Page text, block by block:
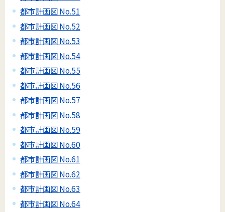
都市計画図 No.51
都市計画図 No.52
都市計画図 No.53
都市計画図 No.54
都市計画図 No.55
都市計画図 No.56
都市計画図 No.57
都市計画図 No.58
都市計画図 No.59
都市計画図 No.60
都市計画図 No.61
都市計画図 No.62
都市計画図 No.63
都市計画図 No.64